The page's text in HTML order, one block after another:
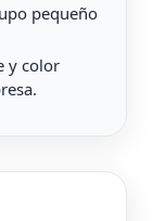
pequeño
y color